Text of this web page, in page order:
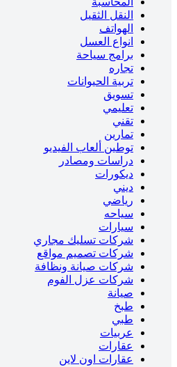
النقل الثقيل
الهواتف
انواع العسل
برامج سياحة
تجاره
تربية الحيوانات
تسويق
تعليمي
تقني
تمارين
توطين ألعاب الفيديو
دراسات ومصادر
ديكورات
ديني
رياضي
سياحه
سيارات
شركات تسليك مجاري
شركات تصميم مواقع
شركات صيانة ونظافة
شركات عزل الفوم
صيانة
طبخ
طبي
عربيات
عقارات
عقارات اون لاين